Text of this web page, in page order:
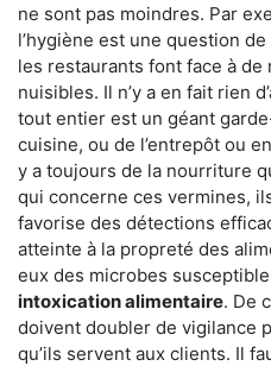
ne sont pas moindres. Par
l’hygiène est une question
les restaurants font face à
nuisibles. Il n’y a en fait rien
tout entier est un géant
cuisine, ou de l’entrepôt ou
y a toujours de la nourriture
qui concerne ces vermines,
favorise des détections
atteinte à la propreté des
eux des microbes
intoxication alimentaire. De
doivent doubler de vigilance
qu’ils servent aux clients. Il